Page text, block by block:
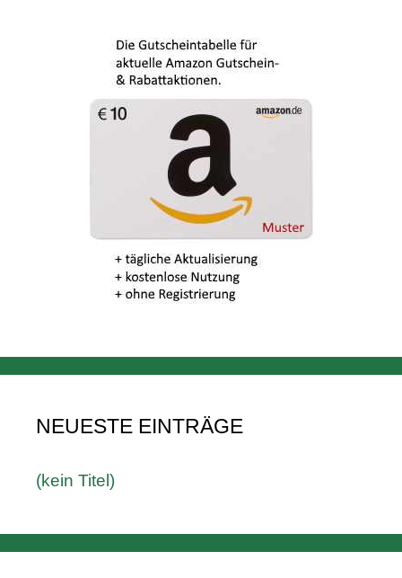
NEUESTE EINTRÄGE
(kein Titel)